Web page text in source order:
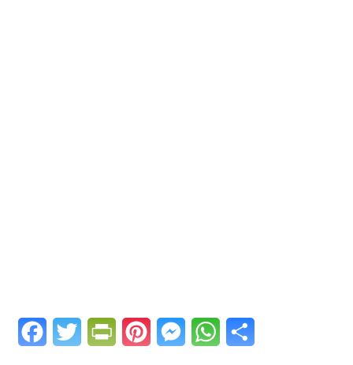
FacebookTwitter PrintFriendly
PinterestMessengerWhatsApp